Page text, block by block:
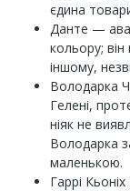
єдина
Данте —
кольору;
іншому,
Володарка
Гелені,
ніяк не
Володарка
маленькою.
Гаррі